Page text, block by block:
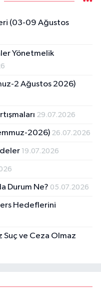
(03-09 Ağustos
Yönetmelik
2 Ağustos 2026)
29.07.2026
2026) 26.07.2026
19.07.2026
Durum Ne? 05.07.2026
Hedeflerini
Suç ve Ceza Olmaz